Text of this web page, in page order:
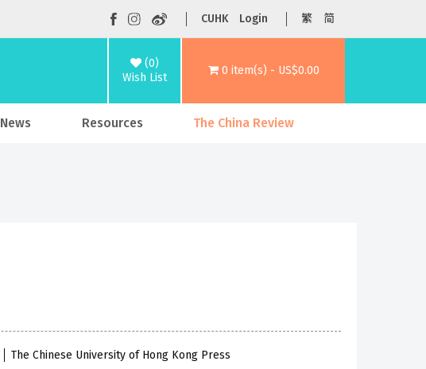
CUHK Login 繁 简
(0)
Wish List
0 item(s) - US$0.00
News Resources The China Review
The Chinese University of Hong Kong Press